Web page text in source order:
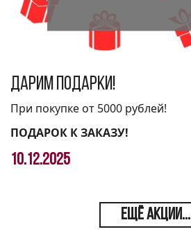
Дарим подарки!
При покупке от 5000 рублей!
ПОДАРОК К ЗАКАЗУ!
10.12.2025
ЕЩЁ АКЦИИ...